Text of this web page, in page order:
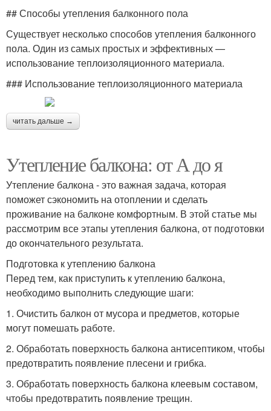
## Способы утепления балконного пола
Существует несколько способов утепления балконного
пола. Один из самых простых и эффективных —
использование теплоизоляционного материала.
### Использование теплоизоляционного материала
читать дальше →
Утепление балкона: от А до я
Утепление балкона - это важная задача, которая
поможет сэкономить на отоплении и сделать
проживание на балконе комфортным. В этой статье мы
рассмотрим все этапы утепления балкона, от подготовки
до окончательного результата.
Подготовка к утеплению балкона
Перед тем, как приступить к утеплению балкона,
необходимо выполнить следующие шаги:
1. Очистить балкон от мусора и предметов, которые
могут помешать работе.
2. Обработать поверхность балкона антисептиком, чтобы
предотвратить появление плесени и грибка.
3. Обработать поверхность балкона клеевым составом,
чтобы предотвратить появление трещин.